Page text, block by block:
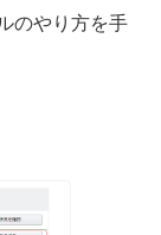
のやり方を手